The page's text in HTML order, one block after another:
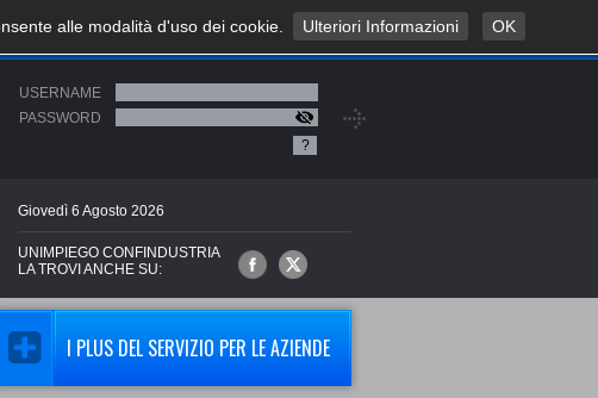
USERNAME
PASSWORD
?
Giovedì 6 Agosto 2026
UNIMPIEGO CONFINDUSTRIA
LA TROVI ANCHE SU:
I PLUS DEL SERVIZIO PER LE AZIENDE
alle modalità d'uso dei cookie. Ulteriori Informazioni OK